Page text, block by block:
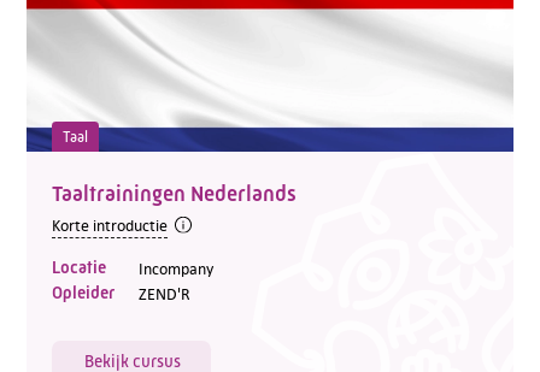
Taal
Taaltrainingen Nederlands
Korte introductie
Locatie Incompany
Opleider ZEND'R
Bekijk cursus